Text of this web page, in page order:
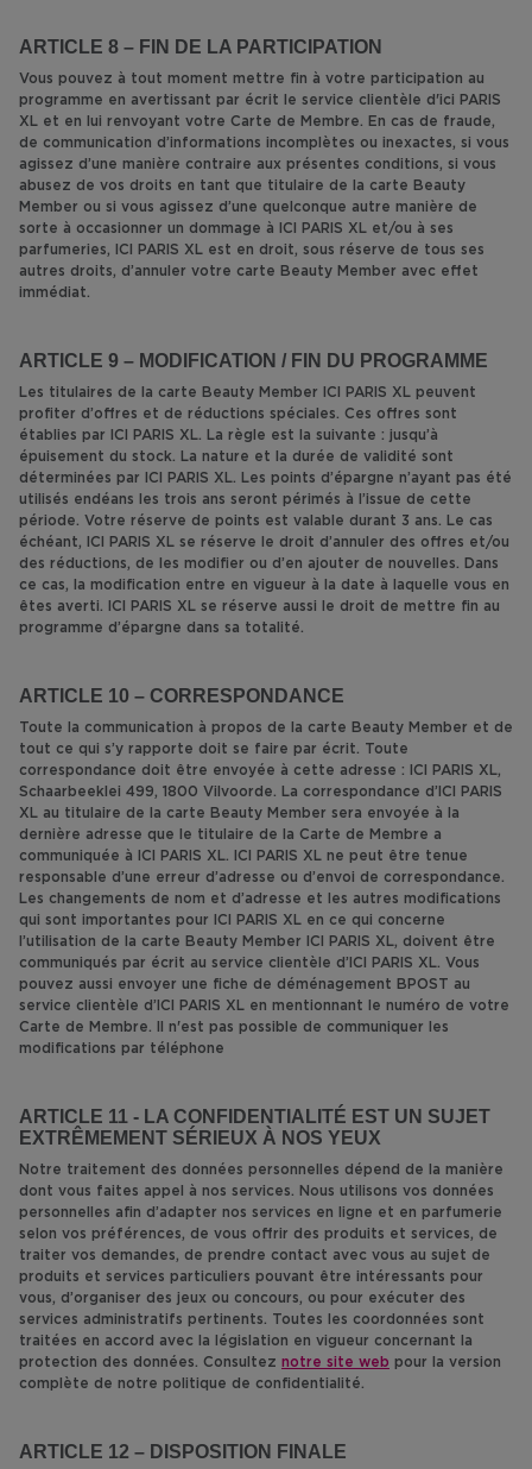
ARTICLE 8 – FIN DE LA PARTICIPATION
Vous pouvez à tout moment mettre fin à votre participation au
programme en avertissant par écrit le service clientèle d'ici PARIS
XL et en lui renvoyant votre Carte de Membre. En cas de fraude,
de communication d’informations incomplètes ou inexactes, si vous
agissez d’une manière contraire aux présentes conditions, si vous
abusez de vos droits en tant que titulaire de la carte Beauty
Member ou si vous agissez d’une quelconque autre manière de
sorte à occasionner un dommage à ICI PARIS XL et/ou à ses
parfumeries, ICI PARIS XL est en droit, sous réserve de tous ses
autres droits, d’annuler votre carte Beauty Member avec effet
immédiat.
ARTICLE 9 – MODIFICATION / FIN DU PROGRAMME
Les titulaires de la carte Beauty Member ICI PARIS XL peuvent
profiter d’offres et de réductions spéciales. Ces offres sont
établies par ICI PARIS XL. La règle est la suivante : jusqu’à
épuisement du stock. La nature et la durée de validité sont
déterminées par ICI PARIS XL. Les points d’épargne n’ayant pas été
utilisés endéans les trois ans seront périmés à l’issue de cette
période. Votre réserve de points est valable durant 3 ans. Le cas
échéant, ICI PARIS XL se réserve le droit d’annuler des offres et/ou
des réductions, de les modifier ou d’en ajouter de nouvelles. Dans
ce cas, la modification entre en vigueur à la date à laquelle vous en
êtes averti. ICI PARIS XL se réserve aussi le droit de mettre fin au
programme d’épargne dans sa totalité.
ARTICLE 10 – CORRESPONDANCE
Toute la communication à propos de la carte Beauty Member et de
tout ce qui s’y rapporte doit se faire par écrit. Toute
correspondance doit être envoyée à cette adresse : ICI PARIS XL,
Schaarbeeklei 499, 1800 Vilvoorde. La correspondance d’ICI PARIS
XL au titulaire de la carte Beauty Member sera envoyée à la
dernière adresse que le titulaire de la Carte de Membre a
communiquée à ICI PARIS XL. ICI PARIS XL ne peut être tenue
responsable d’une erreur d’adresse ou d’envoi de correspondance.
Les changements de nom et d’adresse et les autres modifications
qui sont importantes pour ICI PARIS XL en ce qui concerne
l’utilisation de la carte Beauty Member ICI PARIS XL, doivent être
communiqués par écrit au service clientèle d’ICI PARIS XL. Vous
pouvez aussi envoyer une fiche de déménagement BPOST au
service clientèle d’ICI PARIS XL en mentionnant le numéro de votre
Carte de Membre. Il n'est pas possible de communiquer les
modifications par téléphone
ARTICLE 11 - LA CONFIDENTIALITÉ EST UN SUJET
EXTRÊMEMENT SÉRIEUX À NOS YEUX
Notre traitement des données personnelles dépend de la manière
dont vous faites appel à nos services. Nous utilisons vos données
personnelles afin d’adapter nos services en ligne et en parfumerie
selon vos préférences, de vous offrir des produits et services, de
traiter vos demandes, de prendre contact avec vous au sujet de
produits et services particuliers pouvant être intéressants pour
vous, d’organiser des jeux ou concours, ou pour exécuter des
services administratifs pertinents. Toutes les coordonnées sont
traitées en accord avec la législation en vigueur concernant la
protection des données. Consultez notre site web pour la version
complète de notre politique de confidentialité.
ARTICLE 12 – DISPOSITION FINALE